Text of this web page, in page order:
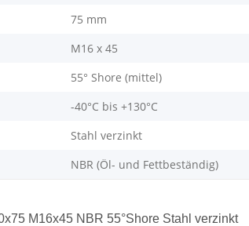
75 mm
M16 x 45
55° Shore (mittel)
-40°C bis +130°C
Stahl verzinkt
NBR (Öl- und Fettbeständig)
M16x45 NBR 55°Shore Stahl verzinkt